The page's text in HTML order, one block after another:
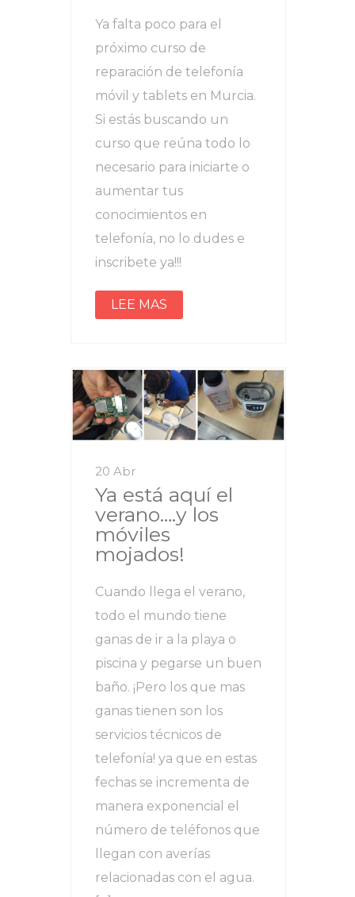
Ya falta poco para el
próximo curso de
reparación de telefonía
móvil y tablets en Murcia.
Si estás buscando un
curso que reúna todo lo
necesario para iniciarte o
aumentar tus
conocimientos en
telefonía, no lo dudes e
inscribete ya!!!
LEE MAS
20 Abr
Ya está aquí el
verano….y los
móviles
mojados!
Cuando llega el verano,
todo el mundo tiene
ganas de ir a la playa o
piscina y pegarse un buen
baño. ¡Pero los que mas
ganas tienen son los
servicios técnicos de
telefonía! ya que en estas
fechas se incrementa de
manera exponencial el
número de teléfonos que
llegan con averías
relacionadas con el agua.